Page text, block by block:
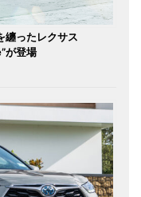
纏ったレクサス
が登場